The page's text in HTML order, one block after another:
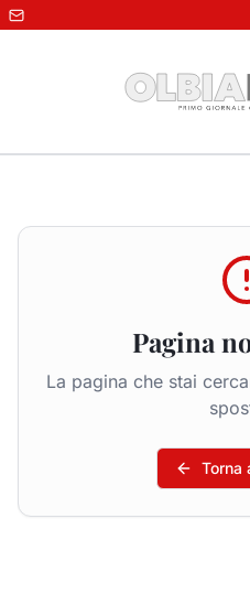
Pagina
La pagina che stai
Torna